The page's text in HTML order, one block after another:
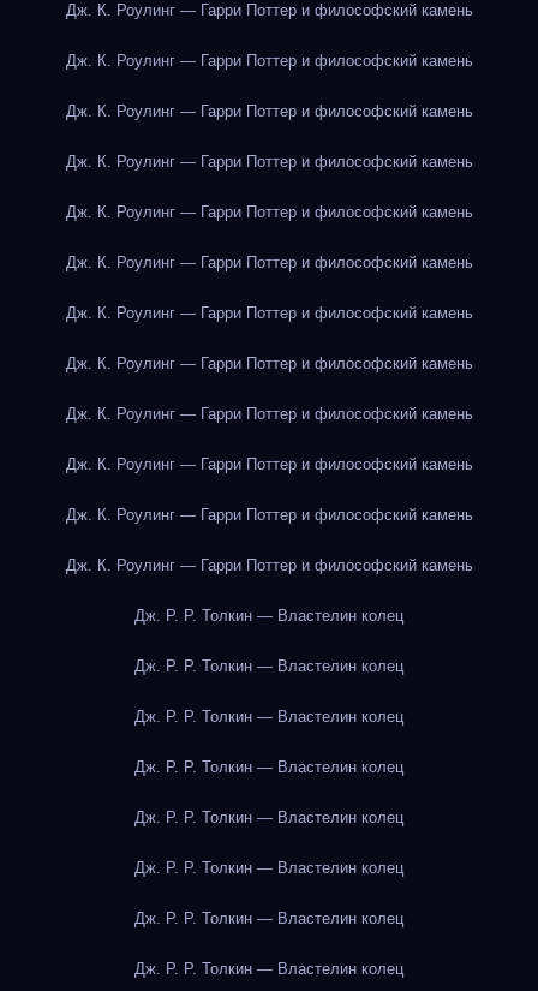
Дж. К. Роулинг — Гарри Поттер и философский камень
Дж. К. Роулинг — Гарри Поттер и философский камень
Дж. К. Роулинг — Гарри Поттер и философский камень
Дж. К. Роулинг — Гарри Поттер и философский камень
Дж. К. Роулинг — Гарри Поттер и философский камень
Дж. К. Роулинг — Гарри Поттер и философский камень
Дж. К. Роулинг — Гарри Поттер и философский камень
Дж. К. Роулинг — Гарри Поттер и философский камень
Дж. К. Роулинг — Гарри Поттер и философский камень
Дж. К. Роулинг — Гарри Поттер и философский камень
Дж. К. Роулинг — Гарри Поттер и философский камень
Дж. К. Роулинг — Гарри Поттер и философский камень
Дж. Р. Р. Толкин — Властелин колец
Дж. Р. Р. Толкин — Властелин колец
Дж. Р. Р. Толкин — Властелин колец
Дж. Р. Р. Толкин — Властелин колец
Дж. Р. Р. Толкин — Властелин колец
Дж. Р. Р. Толкин — Властелин колец
Дж. Р. Р. Толкин — Властелин колец
Дж. Р. Р. Толкин — Властелин колец